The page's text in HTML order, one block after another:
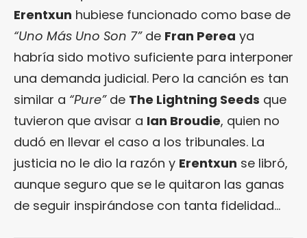
Erentxun hubiese funcionado como base de
“Uno Más Uno Son 7”de Fran Perea ya
habría sido motivo suficiente para interponer
una demanda judicial. Pero la canción es tan
similar a “Pure”de The Lightning Seeds que
tuvieron que avisar a Ian Broudie, quien no
dudó en llevar el caso a los tribunales. La
justicia no le dio la razón y Erentxun se libró,
aunque seguro que se le quitaron las ganas
de seguir inspirándose con tanta fidelidad…